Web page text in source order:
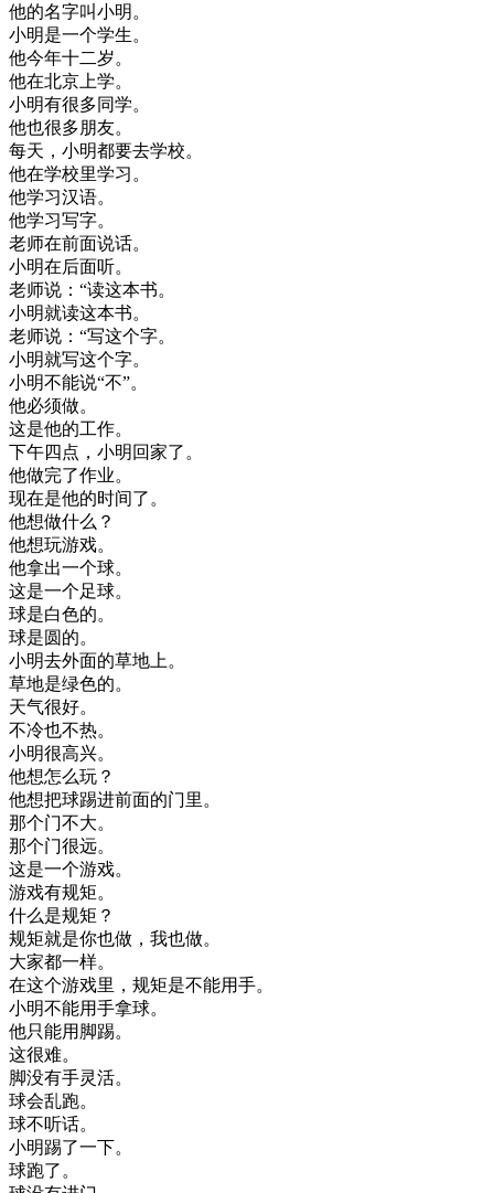
他的名字叫小明。
小明是一个学生。
他今年十二岁。
他在北京上学。
小明有很多同学。
他也很多朋友。
每天 ， 小明都要去学校。
他在学校里学习。
他学习汉语。
他学习写字。
老师在前面说话。
小明在后面听。
老师说 ： “读这本书。
小明就读这本书。
老师说 ： “写这个字。
小明就写这个字。
小明不能说“不”。
他必须做。
这是他的工作。
下午四 点 ， 小明 回家了。
他做完了作业。
现在是他的时间了。
他想做什么 ？
他想玩游戏。
他拿出一个球。
这是一个足球。
球是白色的。
球是圆 的。
小明去外面的草地上。
草地是绿色的。
天气很好。
不冷也不热。
小明很高兴。
他想怎么玩 ？
他想把球踢进前面的门里。
那个门不大。
那个门很远。
这是一个游戏。
游戏有规矩。
什么是规矩 ？
规矩就是你也做 ， 我也做。
大家都一样。
在这个游戏里 ， 规矩是不能用手。
小明不能用手拿球。
他只能用 脚踢。
这很难。
脚没有手灵活。
球会乱跑。
球不听话。
小明踢了一下。
球跑了。